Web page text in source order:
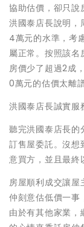
協助估價，卻只說
洪國泰店長說明
4萬元的水準，考
屬正常。按照該名
房價少了超過2成
0萬元的估價太離譜
洪國泰店長誠實
聽完洪國泰店長的
訂售屋委託。沒想
意買方，並且最終
房屋順利成交讓屋
仲刻意估低價一事
由於有其他家業